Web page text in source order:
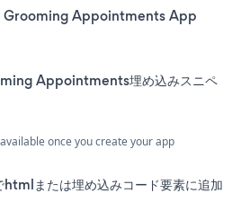
Grooming Appointments App
Appointments埋め込みスニペ
once you create your app
または埋め込みコード要素に追加